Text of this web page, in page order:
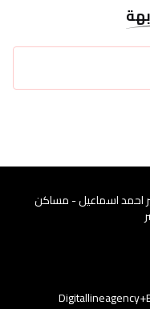
احمد اسماعيل - مساكن